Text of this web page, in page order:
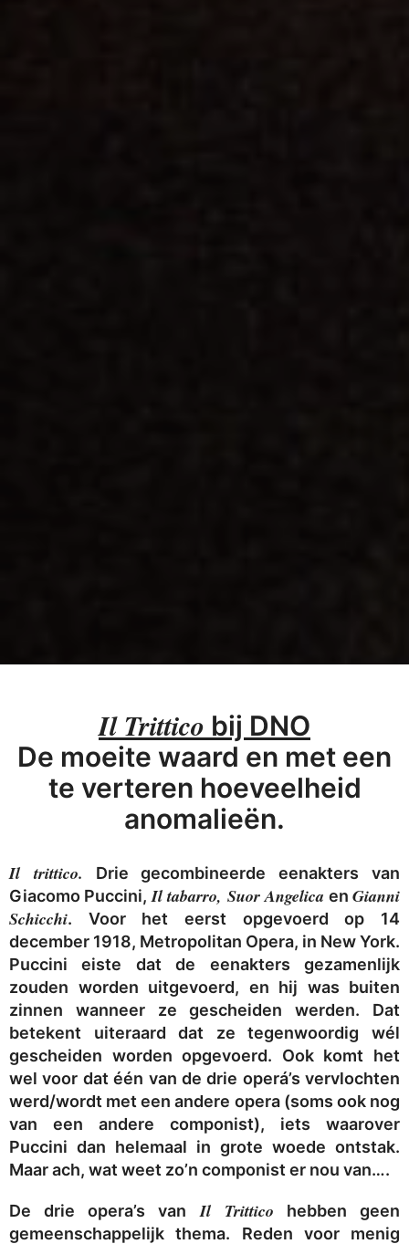
Il Trittico bij DNO
De moeite waard en met een
te verteren hoeveelheid
anomalieën.
Il trittico. Drie gecombineerde eenakters van
Giacomo Puccini, Il tabarro, Suor Angelica enGianni
Schicchi. Voor het eerst opgevoerd op 14
december 1918, Metropolitan Opera, in New York.
Puccini eiste dat de eenakters gezamenlijk
zouden worden uitgevoerd, en hij was buiten
zinnen wanneer ze gescheiden werden. Dat
betekent uiteraard dat ze tegenwoordig wél
gescheiden worden opgevoerd. Ook komt het
wel voor dat één van de drie operá’s vervlochten
werd/wordt met een andere opera (soms ook nog
van een andere componist), iets waarover
Puccini dan helemaal in grote woede ontstak.
Maar ach, wat weet zo’n componist er nou van….
De drie opera’s van Il Trittico hebben geen
gemeenschappelijk thema. Reden voor menig